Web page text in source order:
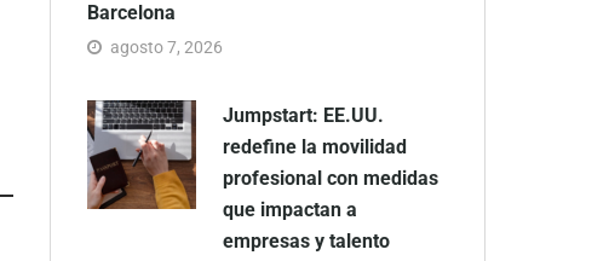
Barcelona
agosto 7, 2026
Jumpstart: EE.UU.
redefine la movilidad
profesional con medidas
que impactan a
empresas y talento